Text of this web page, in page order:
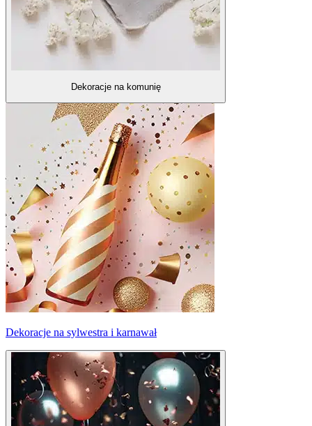
Dekoracje na komunię
Dekoracje na sylwestra i karnawał